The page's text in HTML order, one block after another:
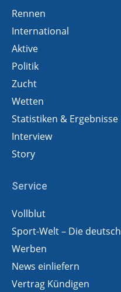
Rennen
International
Aktive
Politik
Zucht
Wetten
Statistiken & Ergebnisse
Interview
Story
Service
Vollblut
Sport-Welt – Die
Werben
News einliefern
Vertrag Kündigen